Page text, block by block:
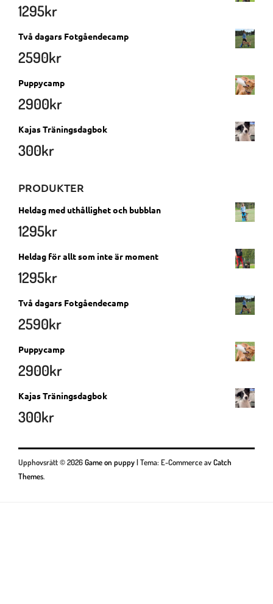
1295kr
Två dagars Fotgåendecamp
2590kr
Puppycamp
2900kr
Kajas Träningsdagbok
300kr
PRODUKTER
Heldag med uthållighet och bubblan
1295kr
Heldag för allt som inte är moment
1295kr
Två dagars Fotgåendecamp
2590kr
Puppycamp
2900kr
Kajas Träningsdagbok
300kr
Upphovsrätt © 2026Game on puppy|Tema: E-Commerce avCatch
Themes.